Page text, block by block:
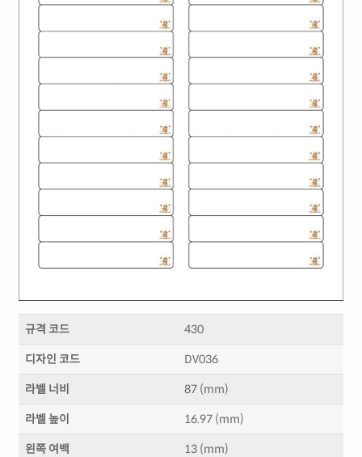
규격 코드 430
디자인 코드 DV036
라벨 너비 87 (mm)
라벨 높이 16.97 (mm)
왼쪽 여백 13 (mm)